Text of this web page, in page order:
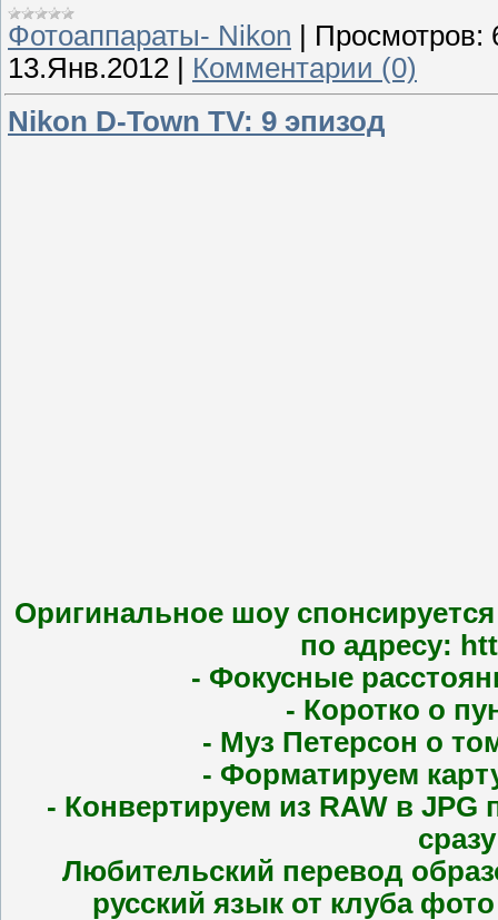
Фотоаппараты- Nikon Просмотров:
13.Янв.2012
Комментарии (0)
Nikon D-Town TV: 9 эпизод
Оригинальное шоу
по адресу:
- Фокусные
- Коротко о
- Муз Петерсон о
- Форматируем
- Конвертируем из RAW в
Любительский перевод
русский язык от клуба